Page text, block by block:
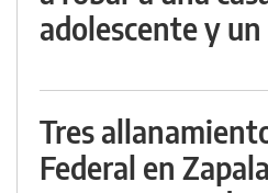
adolescente y
Tres
Federal en